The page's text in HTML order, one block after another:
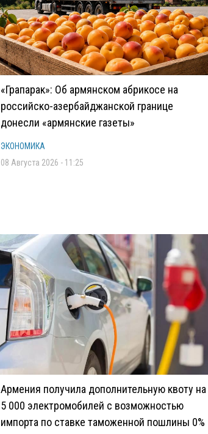
«Грапарак»: Об армянском абрикосе на
российско-азербайджанской границе
донесли «армянские газеты»
ЭКОНОМИКА
08 Августа 2026 - 11:25
Армения получила дополнительную квоту на
5 000 электромобилей с возможностью
импорта по ставке таможенной пошлины 0%